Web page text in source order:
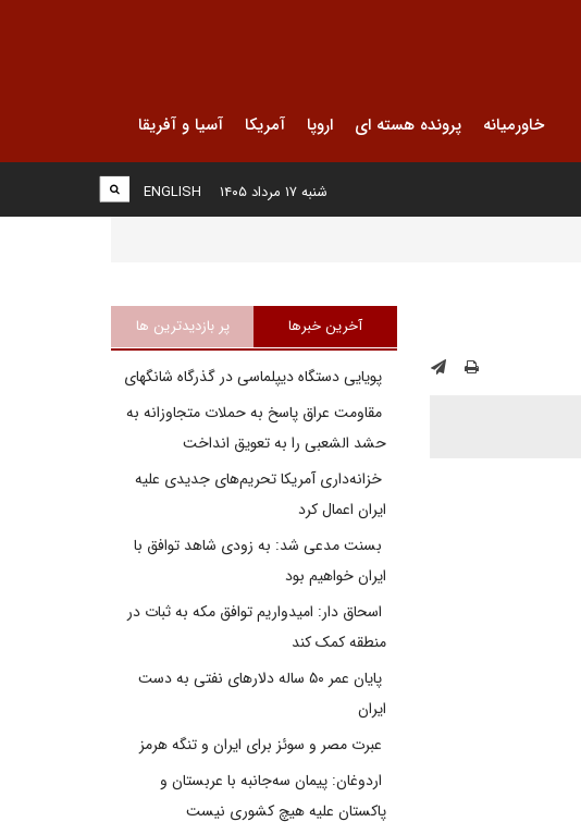
خاورمیانه پرونده هسته ای اروپا آمریکا آسیا و آفریقا
ENGLISH شنبه ۱۷ مرداد ۱۴۰۵
آخرین خبرها پر بازدیدترین ها
پویایی دستگاه دیپلماسی در گذرگاه شانگهای
مقاومت عراق پاسخ به حملات متجاوزانه به
حشد الشعبی را به تعویق انداخت
خزانه‌داری آمریکا تحریم‌های جدیدی علیه
ایران اعمال کرد
بسنت مدعی شد: به زودی شاهد توافق با
ایران خواهیم بود
اسحاق دار: امیدواریم توافق مکه به ثبات در
منطقه کمک کند
پایان عمر ۵۰ ساله دلارهای نفتی به دست
ایران
عبرت مصر و سوئز برای ایران و تنگه هرمز
اردوغان: پیمان سه‌جانبه با عربستان و
پاکستان علیه هیچ کشوری نیست